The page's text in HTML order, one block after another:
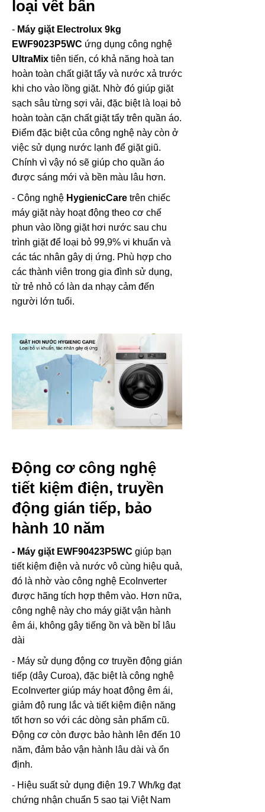
loại vết bẩn
- Máy giặt Electrolux 9kg
EWF9023P5WC ứng dụng công nghệ
UltraMix tiên tiến, có khả năng hoà tan
hoàn toàn chất giặt tẩy và nước xả trước
khi cho vào lồng giặt. Nhờ đó giúp giặt
sạch sâu từng sợi vải, đặc biệt là loại bỏ
hoàn toàn cặn chất giặt tẩy trên quần áo.
Điểm đặc biệt của công nghệ này còn ở
việc sử dụng nước lạnh để giặt giũ.
Chính vì vậy nó sẽ giúp cho quần áo
được sáng mới và bền màu lâu hơn.
- Công nghệ HygienicCare trên chiếc
máy giặt này hoạt động theo cơ chế
phun vào lồng giặt hơi nước sau chu
trình giặt để loại bỏ 99,9% vi khuẩn và
các tác nhân gây dị ứng. Phù hợp cho
các thành viên trong gia đình sử dụng,
từ trẻ nhỏ có làn da nhạy cảm đến
người lớn tuổi.
Động cơ công nghệ
tiết kiệm điện, truyền
động gián tiếp, bảo
hành 10 năm
- Máy giặt EWF90423P5WC giúp bạn
tiết kiệm điện và nước vô cùng hiệu quả,
đó là nhờ vào công nghệ EcoInverter
được hãng tích hợp thêm vào. Hơn nữa,
công nghệ này cho máy giặt vận hành
êm ái, không gây tiếng ồn và bền bỉ lâu
dài
- Máy sử dụng động cơ truyền động gián
tiếp (dây Curoa), đặc biệt là công nghệ
EcoInverter giúp máy hoạt động êm ái,
giảm độ rung lắc và tiết kiệm điện năng
tốt hơn so với các dòng sản phẩm cũ.
Động cơ còn được bảo hành lên đến 10
năm, đảm bảo vận hành lâu dài và ổn
định.
- Hiệu suất sử dụng điện 19.7 Wh/kg đạt
chứng nhận chuẩn 5 sao tại Việt Nam